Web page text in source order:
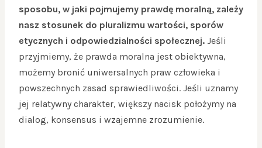
sposobu, w jaki pojmujemy prawdę moralną, zależy
nasz stosunek do pluralizmu wartości, sporów
etycznych i odpowiedzialności społecznej. Jeśli
przyjmiemy, że prawda moralna jest obiektywna,
możemy bronić uniwersalnych praw człowieka i
powszechnych zasad sprawiedliwości. Jeśli uznamy
jej relatywny charakter, większy nacisk położymy na
dialog, konsensus i wzajemne zrozumienie.